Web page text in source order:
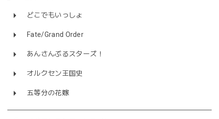
どこでもいっしょ
Fate/Grand Order
あんさんぶるスターズ！
オルクセン王国史
五等分の花嫁